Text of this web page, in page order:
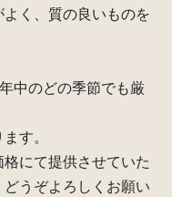
く、質の良いものを
中のどの季節でも厳
す。
にて提供させていた
うぞよろしくお願い